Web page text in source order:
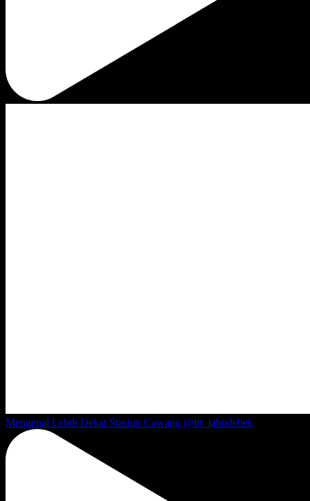
Mengenal Lebih Dekat Stasiun Cawang @lrt_jabodebek